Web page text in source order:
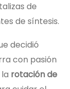
de
de síntesis.
decidió
con pasión
la rotación de